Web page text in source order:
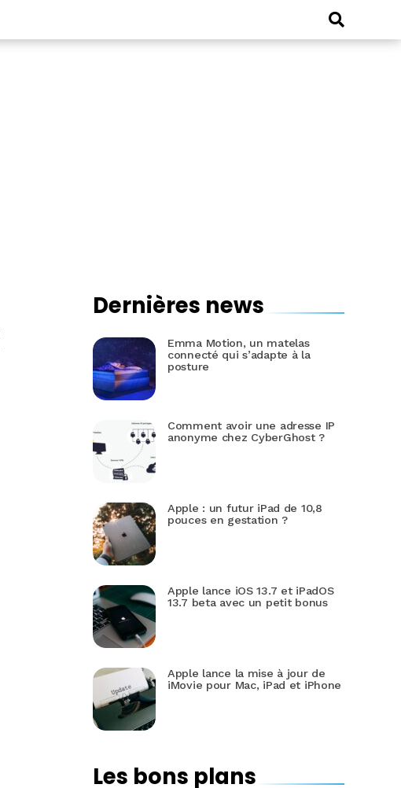
Dernières news
Emma Motion, un matelas
connecté qui s’adapte à la
posture
Comment avoir une adresse IP
anonyme chez CyberGhost ?
Apple : un futur iPad de 10,8
pouces en gestation ?
Apple lance iOS 13.7 et iPadOS
13.7 beta avec un petit bonus
Apple lance la mise à jour de
iMovie pour Mac, iPad et iPhone
Les bons plans